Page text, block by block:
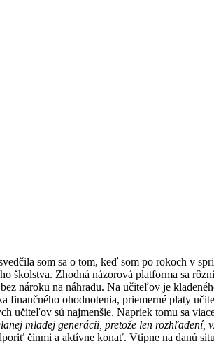
som sa o tom, keď som po rokoch v
školstva. Zhodná názorová platforma sa
nároku na náhradu. Na učiteľov je
finančného ohodnotenia, priemerné platy
učiteľov sú najmenšie. Napriek tomu sa
mladej generácii, pretože len rozhľadení,
činmi a aktívne konať. Vtipne na danú